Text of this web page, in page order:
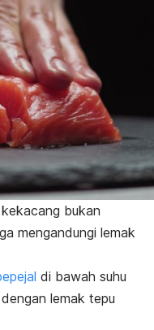
bukan
mengandungi lemak
di bawah suhu
lemak tepu